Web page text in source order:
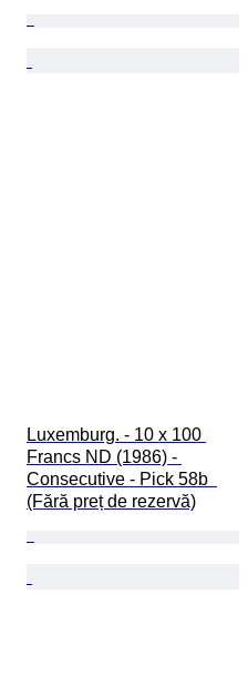
Luxemburg. - 10 x 100
Francs ND (1986) -
Consecutive - Pick 58b
(Fără preț de rezervă)